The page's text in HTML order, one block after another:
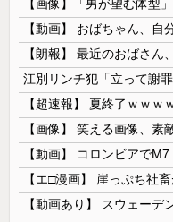
【動画】 おばちゃん、自